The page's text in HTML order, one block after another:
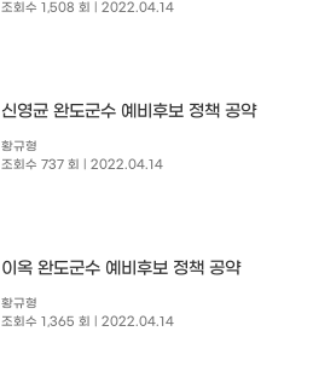
조회수 1,508 회
| 2022.04.14
신영균 완도군수 예비후보 정책 공약
황규형
조회수 737 회
| 2022.04.14
이옥 완도군수 예비후보 정책 공약
황규형
조회수 1,365 회
| 2022.04.14